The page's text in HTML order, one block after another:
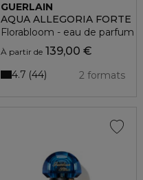
GUERLAIN
AQUA ALLEGORIA FORTE
Florabloom - eau de parfum
À partir de139,00 €
2 formats
4.7 44